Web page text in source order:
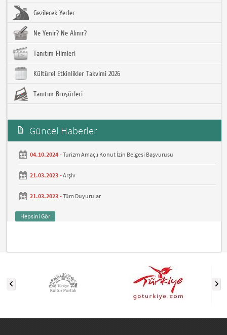
Gezilecek Yerler
Ne Yenir? Ne Alınır?
Tanıtım Filmleri
Kültürel Etkinlikler Takvimi 2026
Tanıtım Broşürleri
Güncel Haberler
04.10.2024 -Turizm Amaçlı Konut İzin Belgesi Başvurusu
21.03.2023 -Arşiv
21.03.2023 -Tüm Duyurular
Hepsini Gör